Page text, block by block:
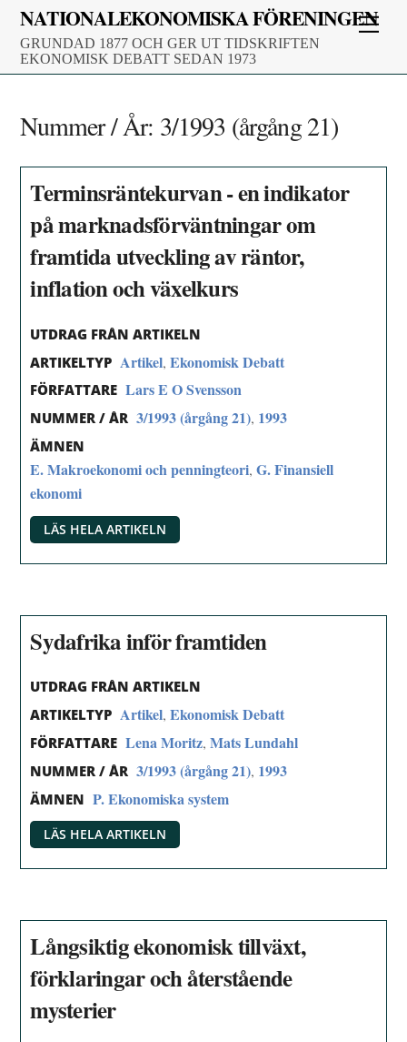
Skip
content
NATIONALEKONOMISKA FÖRENINGEN
GRUNDAD 1877 OCH GER UT TIDSKRIFTEN
EKONOMISK DEBATT SEDAN 1973
Nummer / År: 3/1993 (årgång 21)
Terminsräntekurvan - en indikator
på marknadsförväntningar om
framtida utveckling av räntor,
inflation och växelkurs
UTDRAG FRÅN ARTIKELN
ARTIKELTYP Artikel,Ekonomisk Debatt
FÖRFATTARE Lars E O Svensson
NUMMER / ÅR 3/1993 (årgång 21), 1993
ÄMNEN
E. Makroekonomi och penningteori,G. Finansiell
ekonomi
LÄS HELA ARTIKELN
Sydafrika inför framtiden
UTDRAG FRÅN ARTIKELN
ARTIKELTYP Artikel,Ekonomisk Debatt
FÖRFATTARE Lena Moritz,Mats Lundahl
NUMMER / ÅR 3/1993 (årgång 21), 1993
ÄMNEN P. Ekonomiska system
LÄS HELA ARTIKELN
Långsiktig ekonomisk tillväxt,
förklaringar och återstående
mysterier